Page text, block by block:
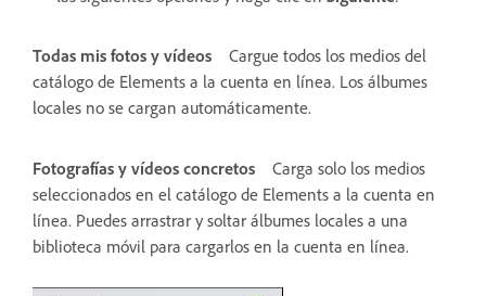
Todas mis fotos y vídeos
Cargue todos los medios del
catálogo de Elements a la cuenta en línea. Los álbumes
locales no se cargan automáticamente.
Fotografías y vídeos concretos
Carga solo los medios
seleccionados en el catálogo de Elements a la cuenta en
línea. Puedes arrastrar y soltar álbumes locales a una
biblioteca móvil para cargarlos en la cuenta en línea.